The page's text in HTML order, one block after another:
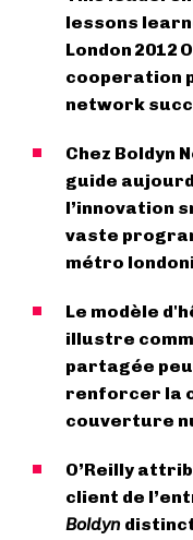
lessons
London 2012
cooperation
network
Chez Boldyn
guide
l’innovation
vaste
métro
Le modèle
illustre
partagée
renforcer la
couverture
O’Reilly
client de
Boldyn